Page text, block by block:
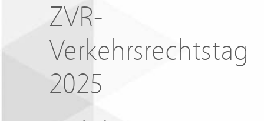
ZVR-
Verkehrsrechtstag
2025